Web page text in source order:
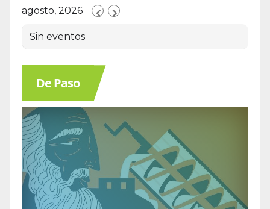
agosto, 2026
Sin eventos
De Paso